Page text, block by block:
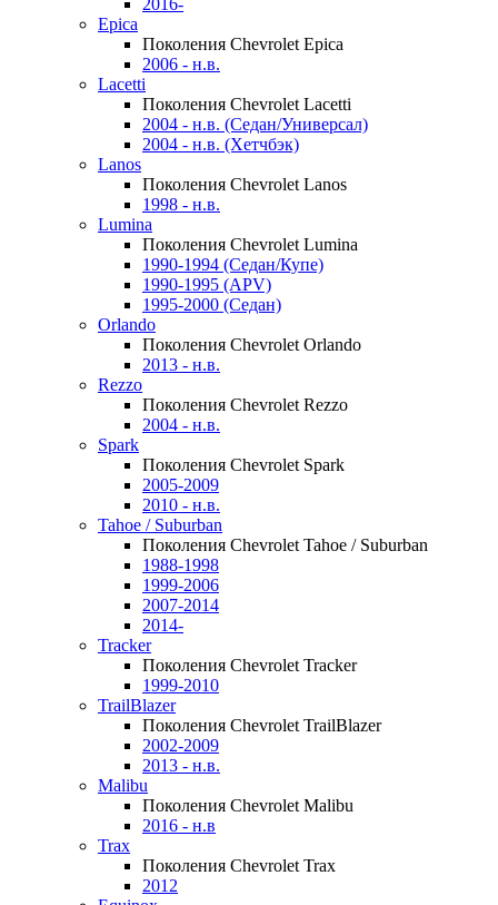
2016-
Epica
Поколения Chevrolet Epica
2006 - н.в.
Lacetti
Поколения Chevrolet Lacetti
2004 - н.в. (Седан/Универсал)
2004 - н.в. (Хетчбэк)
Lanos
Поколения Chevrolet Lanos
1998 - н.в.
Lumina
Поколения Chevrolet Lumina
1990-1994 (Седан/Купе)
1990-1995 (APV)
1995-2000 (Седан)
Orlando
Поколения Chevrolet Orlando
2013 - н.в.
Rezzo
Поколения Chevrolet Rezzo
2004 - н.в.
Spark
Поколения Chevrolet Spark
2005-2009
2010 - н.в.
Tahoe / Suburban
Поколения Chevrolet Tahoe / Suburban
1988-1998
1999-2006
2007-2014
2014-
Tracker
Поколения Chevrolet Tracker
1999-2010
TrailBlazer
Поколения Chevrolet TrailBlazer
2002-2009
2013 - н.в.
Malibu
Поколения Chevrolet Malibu
2016 - н.в
Trax
Поколения Chevrolet Trax
2012